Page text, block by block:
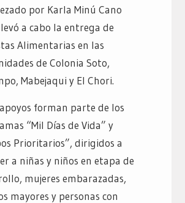
por Karla Minú Cano
a cabo la entrega de
Alimentarias en las
de Colonia Soto,
Mabejaqui y El Chori.
forman parte de los
“Mil Días de Vida” y
Prioritarios”, dirigidos a
a niñas y niños en etapa de
mujeres embarazadas,
mayores y personas con